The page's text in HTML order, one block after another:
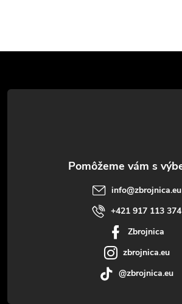
á
info@zbrojnica.eu
+421 917 113 374
Zbrojnica
zbrojnica.eu
@zbrojnica.eu